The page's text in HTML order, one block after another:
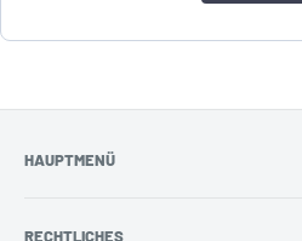
HAUPTMENÜ
RECHTLICHES